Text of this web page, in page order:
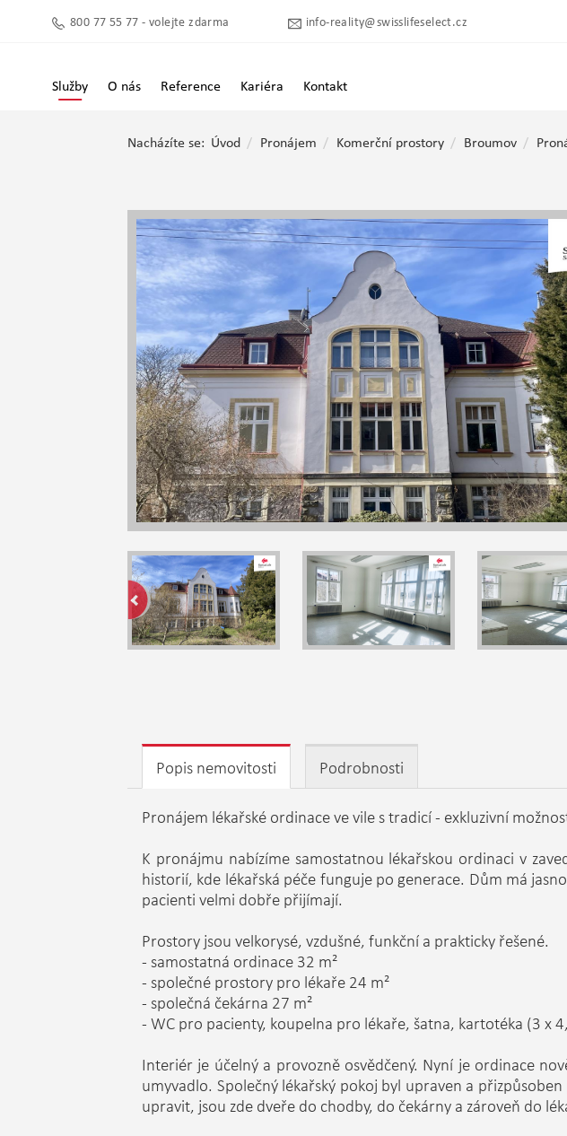
800 77 55 77 - volejte zdarma info-reality@swisslifeselect.cz
Služby O nás Reference Kariéra Kontakt
Nacházíte se: Úvod Pronájem Komerční prostory Broumov
Popis nemovitosti Podrobnosti
Pronájem lékařské ordinace ve vile s tradicí - exkluzivní
K pronájmu nabízíme samostatnou lékařskou ordinaci v
historií, kde lékařská péče funguje po generace. Dům má
pacienti velmi dobře přijímají.
Prostory jsou velkorysé, vzdušné, funkční a prakticky řešené.
- samostatná ordinace 32 m²
- společné prostory pro lékaře 24 m²
- společná čekárna 27 m²
- WC pro pacienty, koupelna pro lékaře, šatna, kartotéka (3 x
Interiér je účelný a provozně osvědčený. Nyní je ordinace
umyvadlo. Společný lékařský pokoj byl upraven a
upravit, jsou zde dveře do chodby, do čekárny a zároveň do